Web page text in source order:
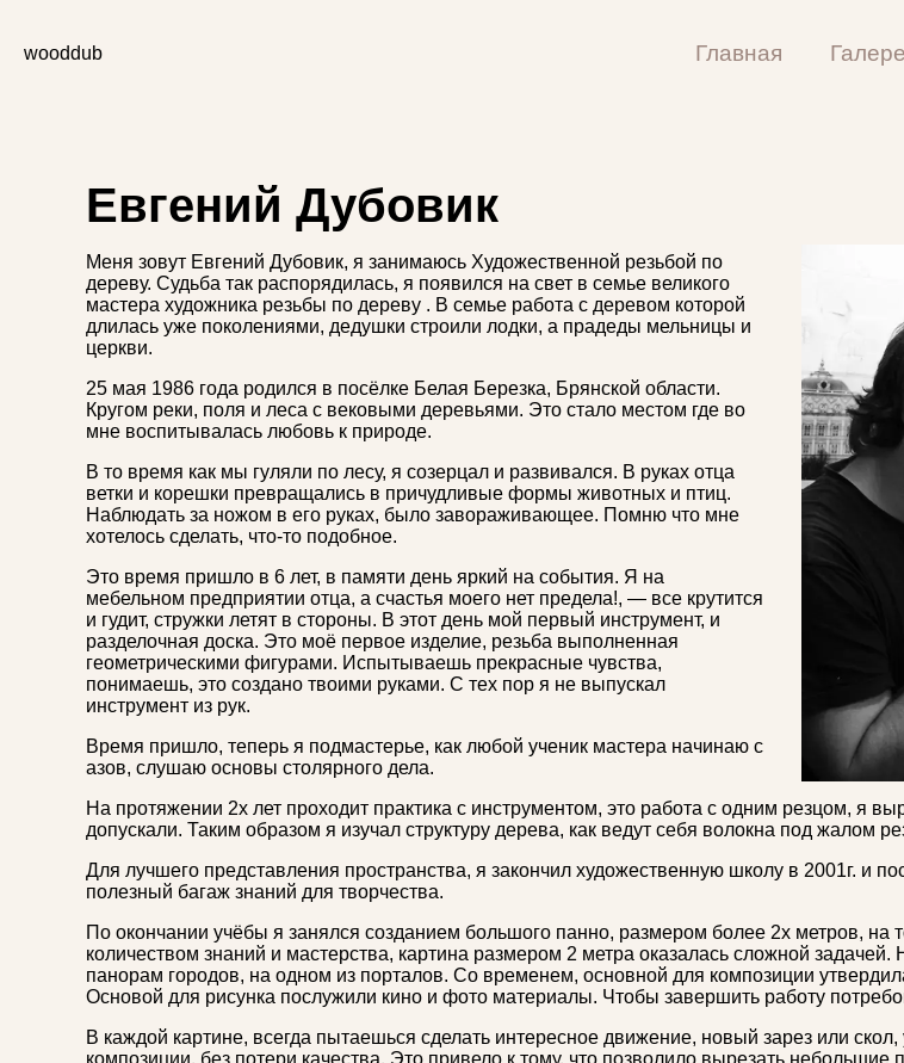
wooddub Главная
Евгений Дубовик
Меня зовут Евгений Дубовик, я занимаюсь Художественной резьбой по
дереву. Судьба так распорядилась, я появился на свет в семье великого
мастера художника резьбы по дереву . В семье работа с деревом которой
длилась уже поколениями, дедушки строили лодки, а прадеды мельницы и
церкви.
25 мая 1986 года родился в посёлке Белая Березка, Брянской области.
Кругом реки, поля и леса с вековыми деревьями. Это стало местом где во
мне воспитывалась любовь к природе.
В то время как мы гуляли по лесу, я созерцал и развивался. В руках отца
ветки и корешки превращались в причудливые формы животных и птиц.
Наблюдать за ножом в его руках, было завораживающее. Помню что мне
хотелось сделать, что-то подобное.
Это время пришло в 6 лет, в памяти день яркий на события. Я на
мебельном предприятии отца, а счастья моего нет предела!, — все крутится
и гудит, стружки летят в стороны. В этот день мой первый инструмент, и
разделочная доска. Это моё первое изделие, резьба выполненная
геометрическими фигурами. Испытываешь прекрасные чувства,
понимаешь, это создано твоими руками. С тех пор я не выпускал
инструмент из рук.
Время пришло, теперь я подмастерье, как любой ученик мастера начинаю с
азов, слушаю основы столярного дела.
На протяжении 2х лет проходит практика с инструментом, это работа с одним резцом, я
допускали. Таким образом я изучал структуру дерева, как ведут себя волокна под жалом
Для лучшего представления пространства, я закончил художественную школу в 2001г. и
полезный багаж знаний для творчества.
По окончании учёбы я занялся созданием большого панно, размером более 2х метров,
количеством знаний и мастерства, картина размером 2 метра оказалась сложной
панорам городов, на одном из порталов. Со временем, основной для композиции
Основой для рисунка послужили кино и фото материалы. Чтобы завершить работу
В каждой картине, всегда пытаешься сделать интересное движение, новый зарез или
композиции, без потери качества. Это привело к тому, что позволило вырезать